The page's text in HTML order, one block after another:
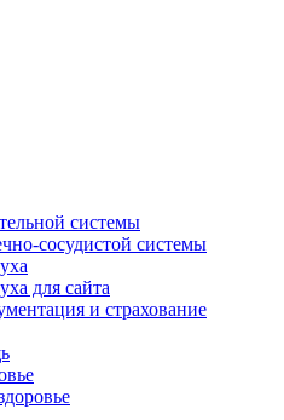
системы
сосудистой системы
для сайта
и страхование